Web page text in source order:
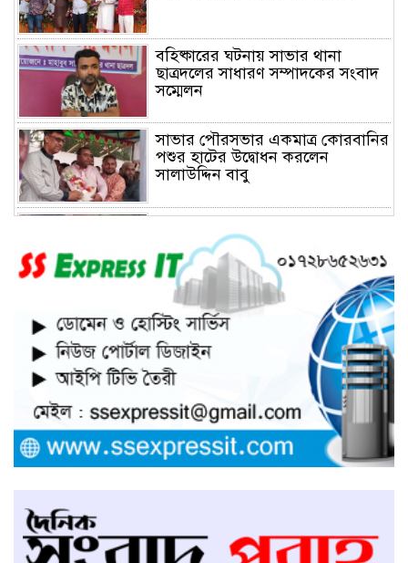
বহিষ্কারের ঘটনায় সাভার থানা
ছাত্রদলের সাধারণ সম্পাদকের সংবাদ
সম্মেলন
সাভার পৌরসভার একমাত্র কোরবানির
পশুর হাটের উদ্বোধন করলেন
সালাউদ্দিন বাবু
প্রতিষ্ঠানে হামলা চালিয়ে তালা ঝুলিয়ে
দিয়েছে সন্ত্রাসীরা
সাভারে নারী উদ্যোক্তার খামার ভাংচুর,
৫ লাখ টাকার ক্ষয়ক্ষতি
উভয়পক্ষের সমঝোতায় ধর্মঘট
প্রত্যাহার করায় সাভারের মুরগীর
বাজার স্বাভাবিক